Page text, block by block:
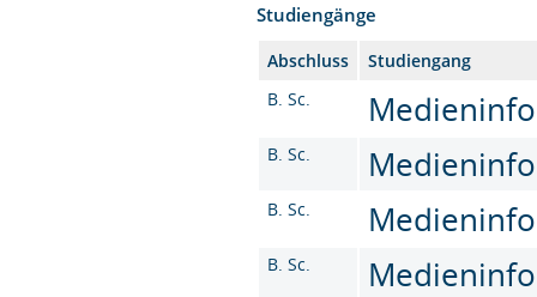
Studiengänge
Abschluss
Studiengang
B. Sc.
B. Sc.
B. Sc.
B. Sc.